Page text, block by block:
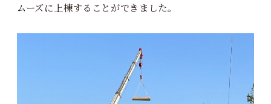
ムーズに上棟することができました。